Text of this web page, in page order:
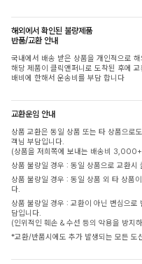
해외에서 확인된 불량제품
반품/교환 안내
국내에서 배송 받은 상품을 개인적으로
해당 제품이 클릭앤퍼니로 도착된 후에
배비에 한해서 운송비를 부담 합니다
교환운임 안내
상품 교환은 동일 상품 또는 타 상품으
객님 부담입니다.
(상품을 저희쪽에 보내는 배송비
상품 불량일 경우 : 동일 상품으로 교환시
상품 불량일 경우 : 동일 상품 외 타 상품
다.
상품 불량일 경우 : 교환이 아닌 변심으
담입니다.
(인위적인 훼손 & 수선 등의 악용을 방지
*교환/반품시에도 추가 발생되는 모든 도